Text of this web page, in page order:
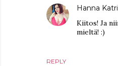
REPLY
Hanna
Kiitos! Ja
mieltä! :)